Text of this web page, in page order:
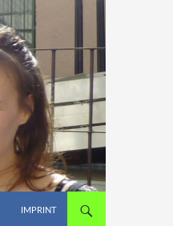
IMPRINT